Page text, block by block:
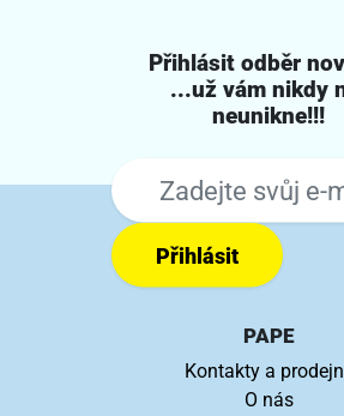
Přihlásit odběr
...už vám nikdy
neunikne!!!
Přihlásit
PAPE
Kontakty a
O nás